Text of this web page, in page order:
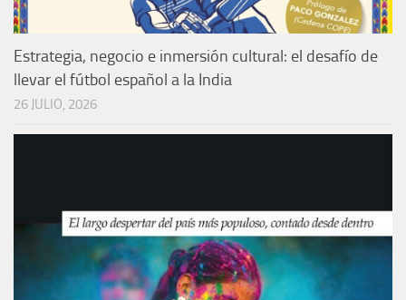
Estrategia, negocio e inmersión cultural: el desafío de
llevar el fútbol español a la India
26 JULIO, 2026